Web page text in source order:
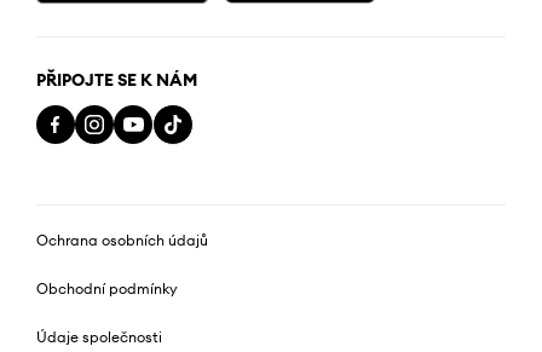
PŘIPOJTE SE K NÁM
Ochrana osobních údajů
Obchodní podmínky
Údaje společnosti